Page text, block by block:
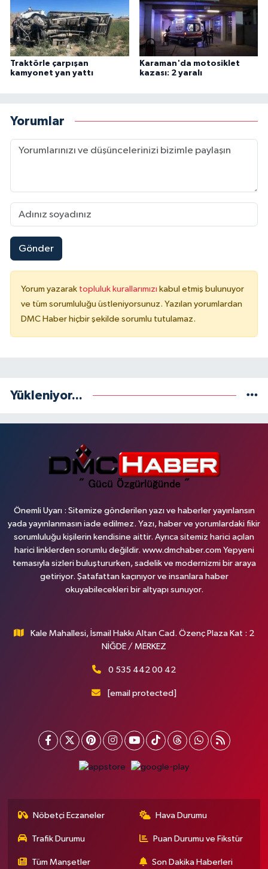
Traktörle çarpışan
kamyonet yan yattı
Karaman'da motosiklet
kazası: 2 yaralı
Yorumlar
Gönder
Yorum yazarak topluluk kurallarımızı kabul etmiş bulunuyor
ve tüm sorumluluğu üstleniyorsunuz. Yazılan yorumlardan
DMC Haber hiçbir şekilde sorumlu tutulamaz.
Yükleniyor...
Önemli Uyarı : Sitemize gönderilen yazı ve haberler yayınlansın
yada yayınlanmasın iade edilmez. Yazı, haber ve yorumlardaki fikir
sorumluluğu kişilerin kendisine aittir. Ayrıca sitemiz harici açılan
harici linklerden sorumlu değildir. www.dmchaber.com Yepyeni
temasıyla sizleri buluştururken, sadelik ve modernizmi bir araya
getiriyor. Şatafattan kaçınıyor ve insanlara haber
okuyabilecekleri bir altyapı sunuyor.
Kale Mahallesi, İsmail Hakkı Altan Cad. Özenç Plaza Kat : 2
NİĞDE / MERKEZ
0 535 442 00 42
[email protected]
Nöbetçi Eczaneler Hava Durumu
Trafik Durumu Puan Durumu ve Fikstür
Tüm Manşetler Son Dakika Haberleri